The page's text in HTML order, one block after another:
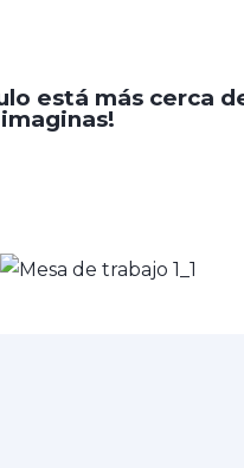
está más cerca
imaginas!